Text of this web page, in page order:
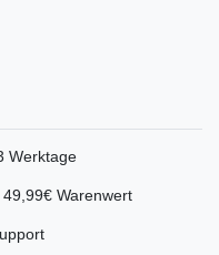
Werktage
Warenwert